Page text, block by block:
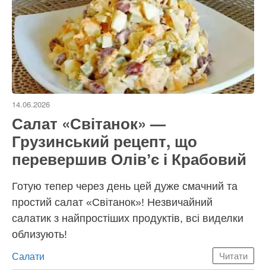
14.06.2026
Салат «Світанок» —
Грузинський рецепт, що
перевершив Олівʼє і Крабовий
Готую тепер через день цей дуже смачний та
простий салат «Світанок»! Незвичайний
салатик з найпростіших продуктів, всі виделки
облизують!
Категорії
Салати Читати